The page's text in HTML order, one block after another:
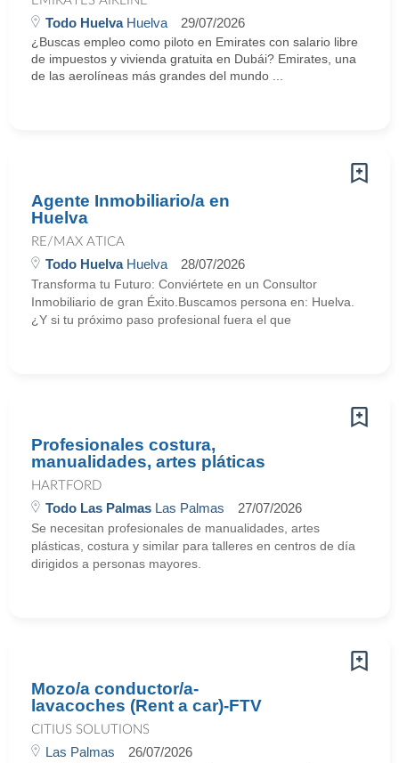
Todo HuelvaHuelva 29/07/2026
¿Buscas empleo como piloto en Emirates con salario libre
de impuestos y vivienda gratuita en Dubái? Emirates, una
de las aerolíneas más grandes del mundo ...
Agente Inmobiliario/a en
Huelva
RE/MAX ATICA
Todo HuelvaHuelva 28/07/2026
Transforma tu Futuro: Conviértete en un Consultor
Inmobiliario de gran Éxito.Buscamos persona en: Huelva.
¿Y si tu próximo paso profesional fuera el que
Profesionales costura,
manualidades, artes pláticas
HARTFORD
Todo Las Palmas Las Palmas 27/07/2026
Se necesitan profesionales de manualidades, artes
plásticas, costura y similar para talleres en centros de día
dirigidos a personas mayores.
Mozo/a conductor/a-
lavacoches (Rent a car)-FTV
CITIUS SOLUTIONS
Las Palmas 26/07/2026